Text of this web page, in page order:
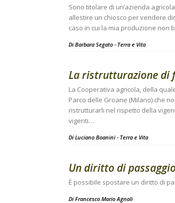
Sono titolare di un’azienda
allestire un chiosco per vendere
caso in cui la mia produzione non
Di Barbara Segato - Terra e Vita -
La ristrutturazione di
La Cooperativa agricola, della
Parco delle Groane (Milano) che
ristrutturarli nel rispetto della
vigenti…
Di Luciano Boanini - Terra e Vita -
Un diritto di
È possibile spostare un diritto di
Di Francesco Mario Agnoli -